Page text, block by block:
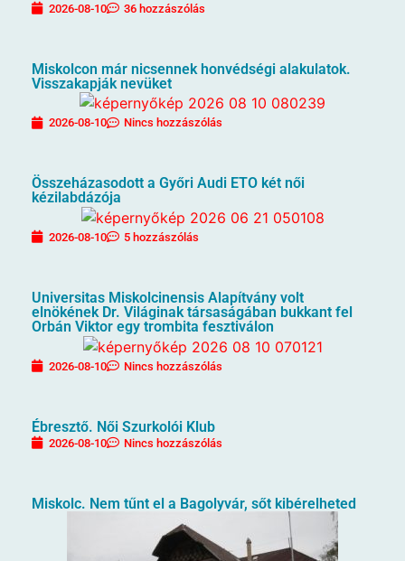
2026-08-10 36 hozzászólás
Miskolcon már nicsennek honvédségi alakulatok.
Visszakapják nevüket
2026-08-10 Nincs hozzászólás
Összeházasodott a Győri Audi ETO két női
kézilabdázója
2026-08-10 5 hozzászólás
Universitas Miskolcinensis Alapítvány volt
elnökének Dr. Világinak társaságában bukkant fel
Orbán Viktor egy trombita fesztiválon
2026-08-10 Nincs hozzászólás
Ébresztő. Női Szurkolói Klub
2026-08-10 Nincs hozzászólás
Miskolc. Nem tűnt el a Bagolyvár, sőt kibérelheted